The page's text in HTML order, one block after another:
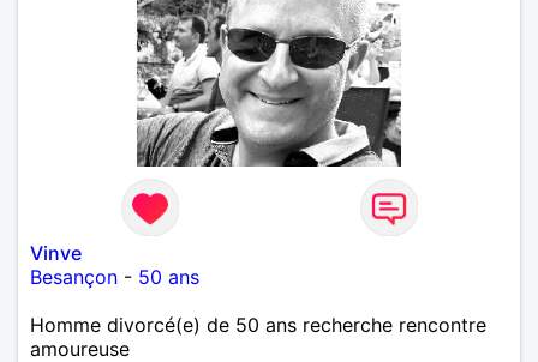
Vinve
Besançon - 50 ans
Homme divorcé(e) de 50 ans recherche rencontre
amoureuse